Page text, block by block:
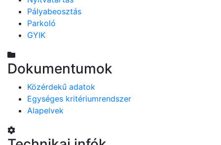
Pályabeosztás
Parkoló
GYIK
Dokumentumok
Közérdekű adatok
Egységes kritériumrendszer
Alapelvek